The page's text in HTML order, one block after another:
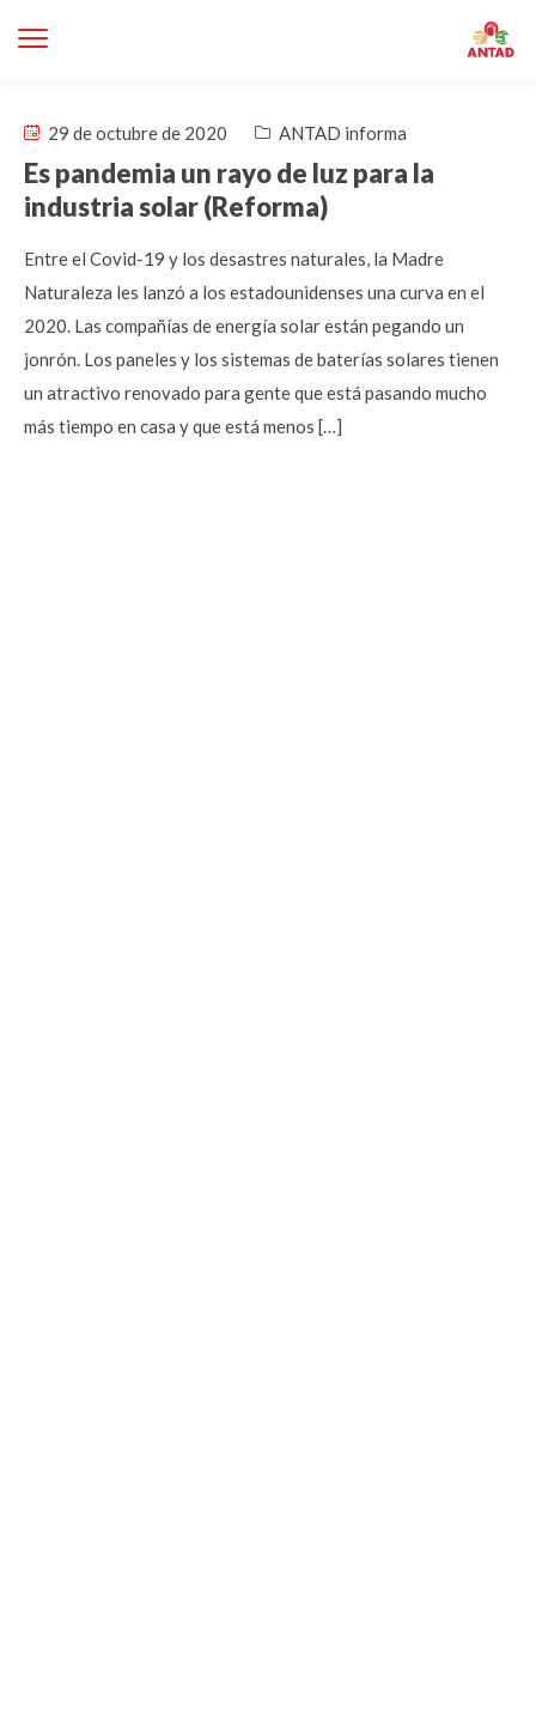
29 de octubre de 2020 ANTAD informa
Es pandemia un rayo de luz para la
industria solar (Reforma)
Entre el Covid-19 y los desastres naturales, la Madre
Naturaleza les lanzó a los estadounidenses una curva en el
2020. Las compañías de energía solar están pegando un
jonrón. Los paneles y los sistemas de baterías solares tienen
un atractivo renovado para gente que está pasando mucho
más tiempo en casa y que está menos […]